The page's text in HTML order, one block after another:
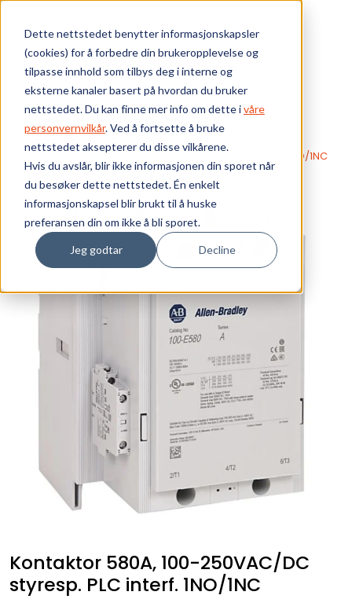
Dette nettstedet benytter informasjonskapsler
(cookies) for å forbedre din brukeropplevelse og
tilpasse innhold som tilbys deg i interne og
eksterne kanaler basert på hvordan du bruker
nettstedet. Du kan finne mer info om dette ivåre
personvernvilkår. Ved å fortsette å bruke
nettstedet aksepterer du disse vilkårene.
Hvis du avslår, blir ikke informasjonen din sporet når
du besøker dette nettstedet. Én enkelt
informasjonskapsel blir brukt til å huske
preferansen din om ikke å bli sporet.
Jeg godtar Decline
Skip to main content
Webshop Elektrokomponenter
Kontaktorer
Kontaktorer - 100E
Kontaktor 580A, 100-250VAC/DC styresp. PLC interf. 1NO/1NC
Kontaktor 580A, 100-250VAC/DC
styresp. PLC interf. 1NO/1NC
Bærekraft
Vi tilbyr
Ressurser
Om oss